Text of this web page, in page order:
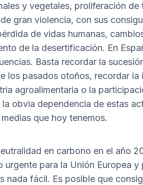
y vegetales, proliferación de
gran violencia, con sus
de vidas humanas,
de la desertificación. En
Basta recordar la
los pasados otoños, recordar la
agroalimentaria o la
la obvia dependencia de estas
que hoy tenemos.
en carbono en el año
urgente para la Unión Europea
nada fácil. Es posible que